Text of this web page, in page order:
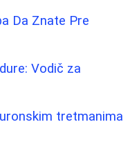
Da Znate Pre
Vodič za
tretmanima